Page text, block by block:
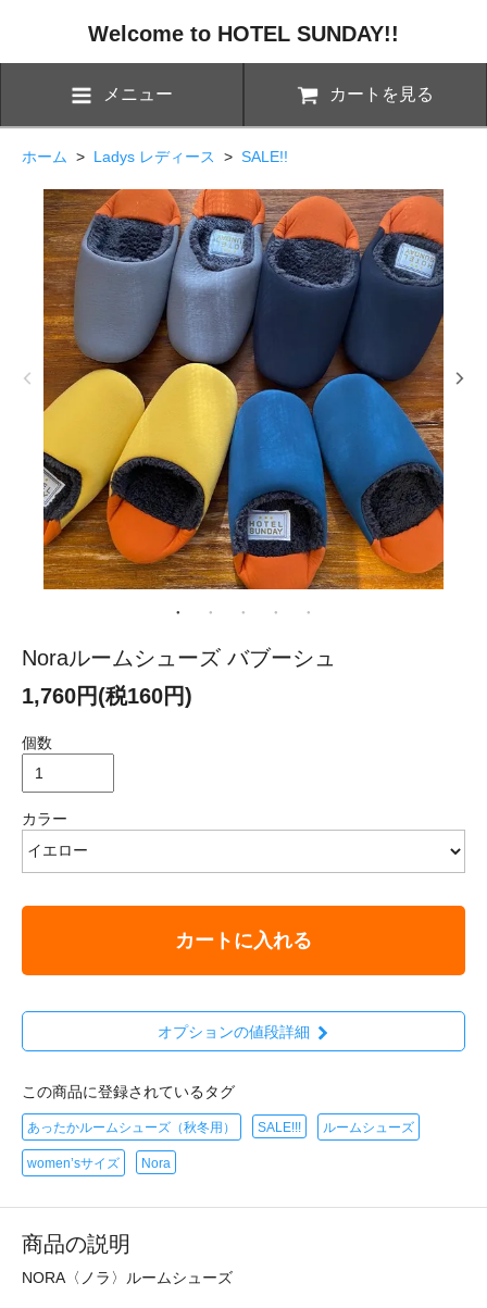
Welcome to HOTEL SUNDAY!!
メニュー カートを見る
ホーム > Ladys レディース > SALE!!
Noraルームシューズ バブーシュ
1,760円(税160円)
個数
カラー
カートに入れる
オプションの値段詳細
この商品に登録されているタグ
あったかルームシューズ（秋冬用） SALE!!! ルームシューズ
women’sサイズ Nora
商品の説明
NORA〈ノラ〉ルームシューズ